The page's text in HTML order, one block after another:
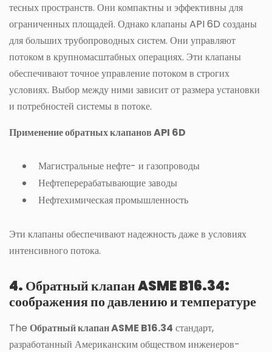
тесных пространств. Они компактны и эффективны для
ограниченных площадей. Однако клапаны API 6D созданы
для больших трубопроводных систем. Они управляют
потоком в крупномасштабных операциях. Эти клапаны
обеспечивают точное управление потоком в строгих
условиях. Выбор между ними зависит от размера установки
и потребностей системы в потоке.
Применение обратных клапанов API 6D
Магистральные нефте- и газопроводы
Нефтеперерабатывающие заводы
Нефтехимическая промышленность
Эти клапаны обеспечивают надежность даже в условиях
интенсивного потока.
4. Обратный клапан ASME B16.34:
соображения по давлению и температуре
The Обратный клапан ASME B16.34 стандарт,
разработанный Американским обществом инженеров-